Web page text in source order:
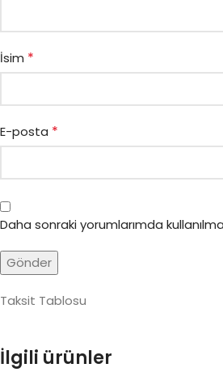
İsim *
E-posta *
Daha sonraki yorumlarımda
Taksit Tablosu
İlgili ürünler